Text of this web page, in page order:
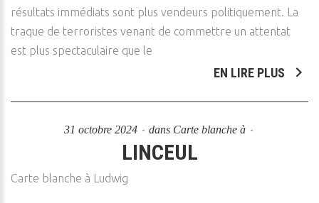
résultats immédiats sont plus vendeurs politiquement. La
traque de terroristes venant de commettre un attentat
est plus spectaculaire que le
EN LIRE PLUS
31 octobre 2024 dans Carte blanche à
LINCEUL
Carte blanche à Ludwig